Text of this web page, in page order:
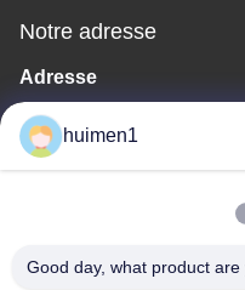
Notre adresse
Adresse
No 1-3, rue Shuiniupu,
ville de Guangzhou, province
huimen1
Good day, what product